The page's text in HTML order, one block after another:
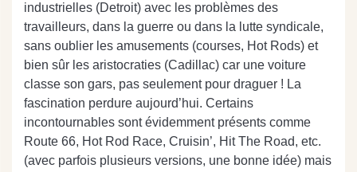
industrielles (Detroit) avec les problèmes des
travailleurs, dans la guerre ou dans la lutte syndicale,
sans oublier les amusements (courses, Hot Rods) et
bien sûr les aristocraties (Cadillac) car une voiture
classe son gars, pas seulement pour draguer ! La
fascination perdure aujourd’hui. Certains
incontournables sont évidemment présents comme
Route 66, Hot Rod Race, Cruisin’, Hit The Road, etc.
(avec parfois plusieurs versions, une bonne idée) mais